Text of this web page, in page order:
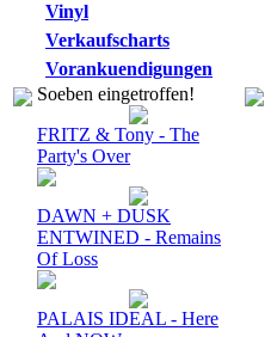
Vinyl
Verkaufscharts
Vorankuendigungen
Soeben eingetroffen!
FRITZ & Tony - The
Party's Over
DAWN + DUSK
ENTWINED - Remains
Of Loss
PALAIS IDEAL - Here